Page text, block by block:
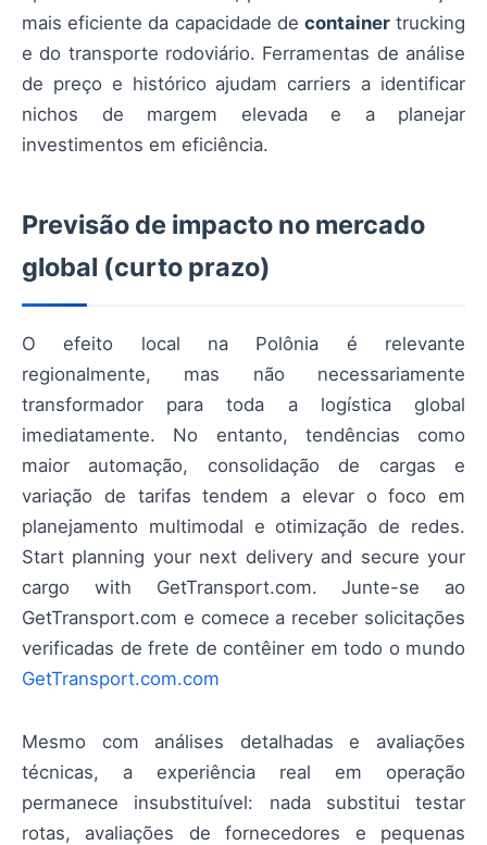
mais eficiente da capacidade de containertrucking
e do transporte rodoviário. Ferramentas de análise
de preço e histórico ajudam carriers a identificar
nichos de margem elevada e a planejar
investimentos em eficiência.
Previsão de impacto no mercado
global (curto prazo)
O efeito local na Polônia é relevante
regionalmente, mas não necessariamente
transformador para toda a logística global
imediatamente. No entanto, tendências como
maior automação, consolidação de cargas e
variação de tarifas tendem a elevar o foco em
planejamento multimodal e otimização de redes.
Start planning your next delivery and secure your
cargo with GetTransport.com. Junte-se ao
GetTransport.com e comece a receber solicitações
verificadas de frete de contêiner em todo o mundo
GetTransport.com.com
Mesmo com análises detalhadas e avaliações
técnicas, a experiência real em operação
permanece insubstituível: nada substitui testar
rotas, avaliações de fornecedores e pequenas